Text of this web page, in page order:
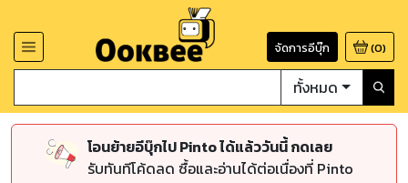
จัดการอีบุ๊ก (0)
ทั้งหมด
โอนย้ายอีบุ๊กไป Pinto ได้แล้ววันนี้ กดเลย
รับทันทีโค้ดลด ซื้อและอ่านได้ต่อเนื่องที่ Pinto